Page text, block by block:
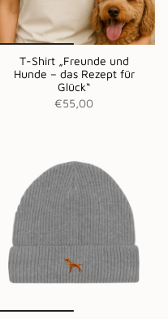
T-Shirt „Freunde und
Hunde – das Rezept für
Glück“
€55,00